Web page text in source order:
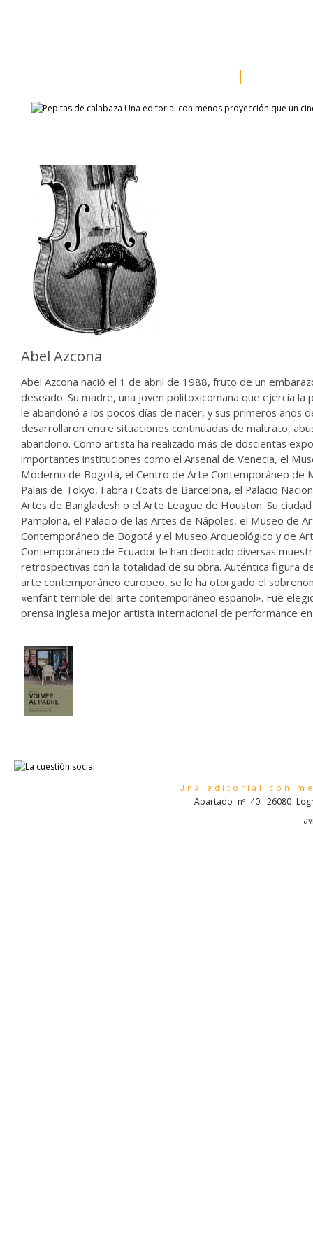
Abel Azcona
Abel Azcona nació el 1 de abril de 1988, fruto de un
deseado. Su madre, una joven politoxicómana que ejercía la
le abandonó a los pocos días de nacer, y sus primeros años
desarrollaron entre situaciones continuadas de maltrato,
abandono. Como artista ha realizado más de doscientas
importantes instituciones como el Arsenal de Venecia, el
Moderno de Bogotá, el Centro de Arte Contemporáneo de
Palais de Tokyo, Fabra i Coats de Barcelona, el Palacio
Artes de Bangladesh o el Arte League de Houston. Su
Pamplona, el Palacio de las Artes de Nápoles, el Museo de
Contemporáneo de Bogotá y el Museo Arqueológico y de
Contemporáneo de Ecuador le han dedicado diversas
retrospectivas con la totalidad de su obra. Auténtica figura
arte contemporáneo europeo, se le ha otorgado el
«enfant terrible del arte contemporáneo español». Fue
prensa inglesa mejor artista internacional de performance
Una editorial con
Apartado nº 40. 26080